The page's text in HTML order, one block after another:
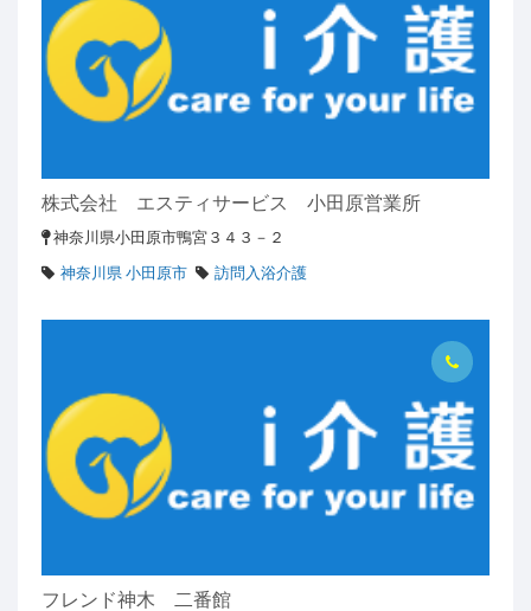
株式会社 エスティサービス 小田原営業所
神奈川県小田原市鴨宮３４３－２
神奈川県 小田原市
訪問入浴介護
フレンド神木 二番館